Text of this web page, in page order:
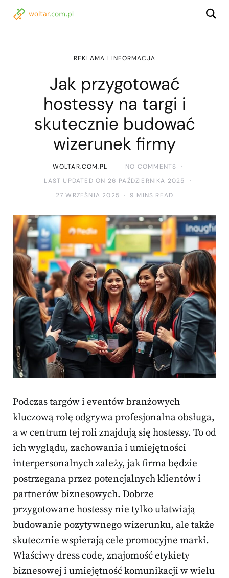
REKLAMA I INFORMACJA
Jak przygotować
hostessy na targi i
skutecznie budować
wizerunek firmy
WOLTAR.COM.PL
NO COMMENTS
LAST UPDATED ON 26 PAŹDZIERNIKA 2025
27 WRZEŚNIA 2025
9 MINS READ
Podczas targów i eventów branżowych
kluczową rolę odgrywa profesjonalna obsługa,
a w centrum tej roli znajdują się hostessy. To od
ich wyglądu, zachowania i umiejętności
interpersonalnych zależy, jak firma będzie
postrzegana przez potencjalnych klientów i
partnerów biznesowych. Dobrze
przygotowane hostessy nie tylko ułatwiają
budowanie pozytywnego wizerunku, ale także
skutecznie wspierają cele promocyjne marki.
Właściwy dress code, znajomość etykiety
biznesowej i umiejętność komunikacji w wielu